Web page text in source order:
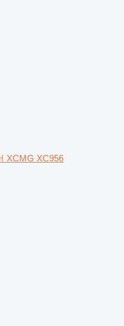
XCMG XC956